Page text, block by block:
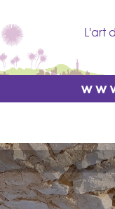
L'art